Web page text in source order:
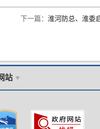
下一篇：淮河防总、淮委
站